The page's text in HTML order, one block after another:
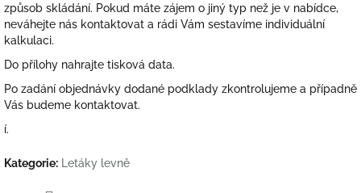
způsob skládání. Pokud máte zájem o jiný typ než je v nabídce,
neváhejte nás kontaktovat a rádi Vám sestavíme individuální
kalkulaci.
Do přílohy nahrajte tisková data.
Po zadání objednávky dodané podklady zkontrolujeme a případně
Vás budeme kontaktovat.
í.
Kategorie: Letáky levně